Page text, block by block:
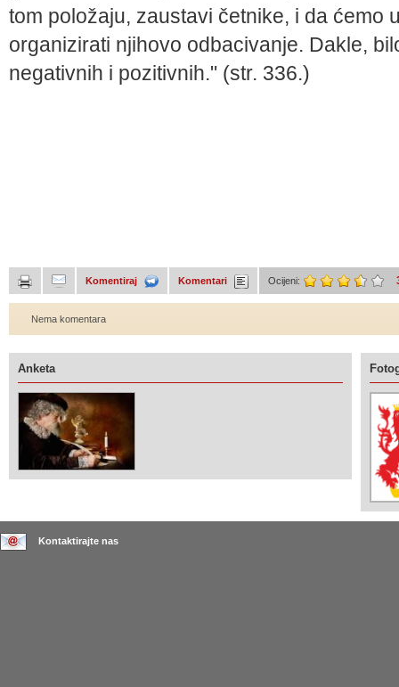
tom položaju, zaustavi četnike, i da ćemo
organizirati njihovo odbacivanje. Dakle,
negativnih i pozitivnih." (str. 336.)
Komentiraj Komentari Ocijeni:
Nema komentara
Anketa
Kontaktirajte nas